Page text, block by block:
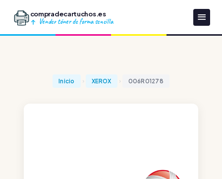
compradecartuchos.es
Vender tóner de forma sencilla
Inicio XEROX 006R01278